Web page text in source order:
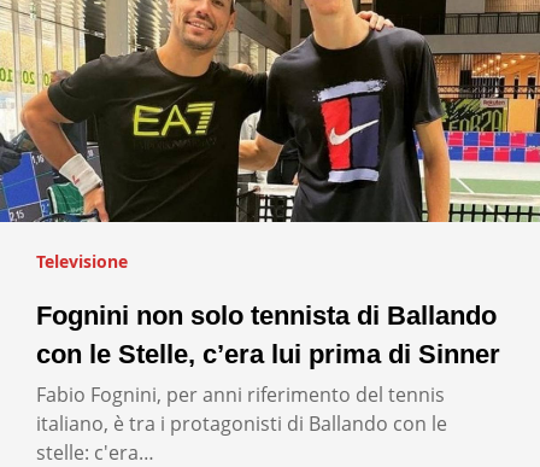
Televisione
Fognini non solo tennista di Ballando
con le Stelle, c’era lui prima di Sinner
Fabio Fognini, per anni riferimento del tennis
italiano, è tra i protagonisti di Ballando con le
stelle: c'era…